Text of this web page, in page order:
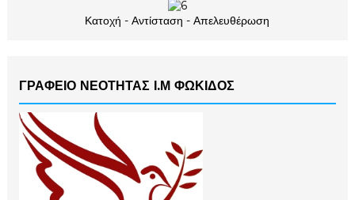
Κατοχή - Αντίσταση - Απελευθέρωση
ΓΡΑΦΕΙΟ ΝΕΟΤΗΤΑΣ Ι.Μ ΦΩΚΙΔΟΣ